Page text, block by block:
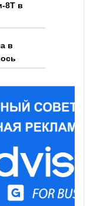
8Т в
в